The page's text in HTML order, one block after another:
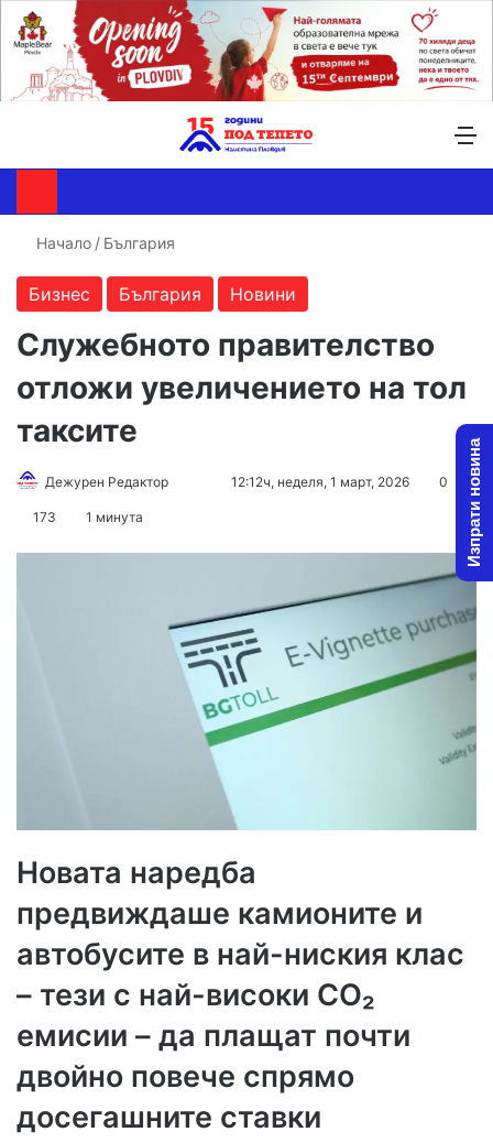
Начало / България
Бизнес България Новини
Служебното правителство
отложи увеличението на тол
таксите
Дежурен Редактор
Send12:12ч, неделя, 1 март, 2026 0
173 1 минута
Новата наредба
предвиждаше камионите и
автобусите в най-ниския клас
– тези с най-високи CO₂
емисии – да плащат почти
двойно повече спрямо
досегашните ставки
Изпрати новина